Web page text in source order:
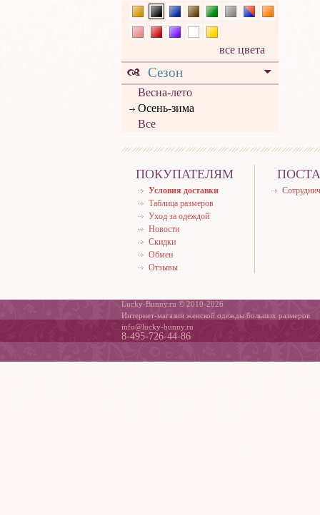
все цвета
Сезон
Весна-лето
Осень-зима
Все
ПОКУПАТЕЛЯМ
Условия доставки
Таблица размеров
Уход за одеждой
Новости
Скидки
Обмен
Отзывы
Lucky-Bunny.ru © 2010-2026
Интернет-магазин женской одежды больших размеров
info@lucky-bunny.ru
8-495-726-44-86